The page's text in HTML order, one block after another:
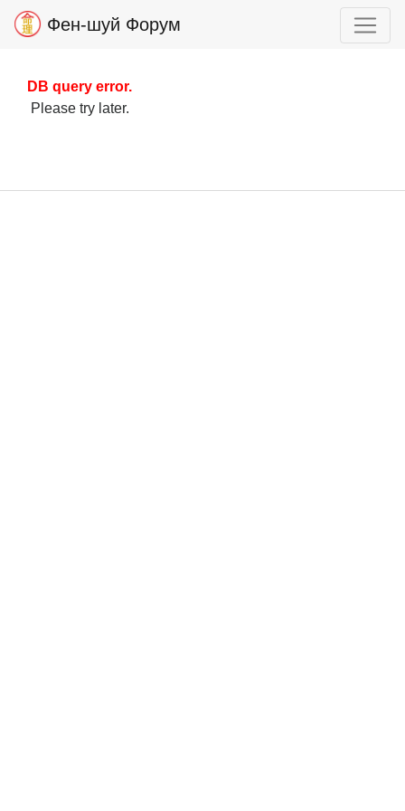
Фен-шуй Форум
DB query error.
Please try later.